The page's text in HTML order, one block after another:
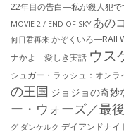
22年目の告白―私が殺人犯
MOVIE 2 / END OF SKY あの
何日君再来 かぞくいろ
ナかよ 愛しき実話 ウス
シュガー・ラッシュ：オ​ンラ
の王国 ジョジョの奇妙
ー・ウォーズ／最
グ ダンケルク デイアンドナイ